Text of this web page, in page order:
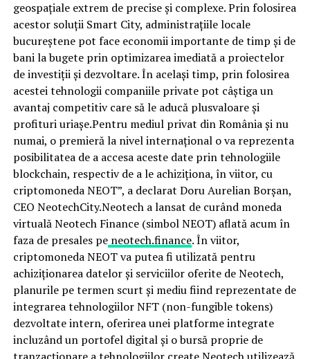
geospațiale extrem de precise și complexe. Prin folosirea
acestor soluții Smart City, administrațiile locale
bucureștene pot face economii importante de timp și de
bani la bugete prin optimizarea imediată a proiectelor
de investiții și dezvoltare. În același timp, prin folosirea
acestei tehnologii companiile private pot câștiga un
avantaj competitiv care să le aducă plusvaloare și
profituri uriașe.Pentru mediul privat din România și nu
numai, o premieră la nivel internațional o va reprezenta
posibilitatea de a accesa aceste date prin tehnologiile
blockchain, respectiv de a le achiziționa, în viitor, cu
criptomoneda NEOT”, a declarat Doru Aurelian Borșan,
CEO NeotechCity.Neotech a lansat de curând moneda
virtuală Neotech Finance (simbol NEOT) aflată acum în
faza de presales peneotech.finance. În viitor,
criptomoneda NEOT va putea fi utilizată pentru
achiziționarea datelor și serviciilor oferite de Neotech,
planurile pe termen scurt și mediu fiind reprezentate de
integrarea tehnologiilor NFT (non-fungible tokens)
dezvoltate intern, oferirea unei platforme integrate
incluzând un portofel digital și o bursă proprie de